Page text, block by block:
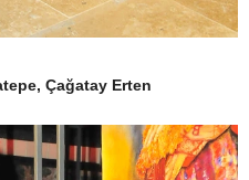
Çağatay Erten